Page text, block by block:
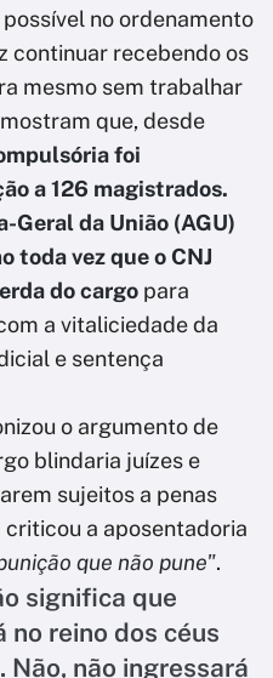
no ordenamento
continuar recebendo os
mesmo sem trabalhar
que, desde
foi
a 126 magistrados.
Geral da União (AGU)
toda vez que o CNJ
do cargo para
a vitaliciedade da
e sentença
o argumento de
blindaria juízes e
sujeitos a penas
a aposentadoria
que não pune".
significa que
reino dos céus
Não, não ingressará